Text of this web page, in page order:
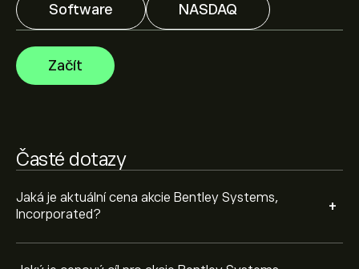
Software NASDAQ
Začít
Časté dotazy
Jaká je aktuální cena akcie Bentley Systems,
Incorporated?
+
Analytici nabízí prognózy pro akcie Bentley Systems,
Incorporated na základě tržních trendů, finančních
zpráv a očekávaného růstu. Podívejte se na prognózu
budoucího vývoje cen.
Na základě doporučení od 7 analytiků pro BSY za